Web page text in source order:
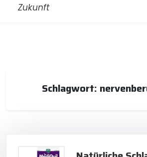
Zukunft
Schlagwort: